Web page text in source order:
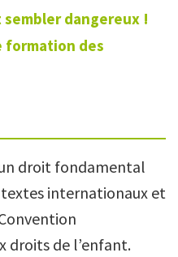
dangereux !
formation des
droit fondamental
internationaux et
droits de l’enfant.